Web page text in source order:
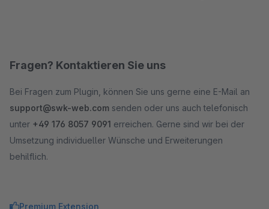
Fragen? Kontaktieren Sie uns
Bei Fragen zum Plugin, können Sie uns gerne eine E-Mail an
support@swk-web.com senden oder uns auch telefonisch
unter +49 176 8057 9091 erreichen. Gerne sind wir bei der
Umsetzung individueller Wünsche und Erweiterungen
behilflich.
Premium Extension